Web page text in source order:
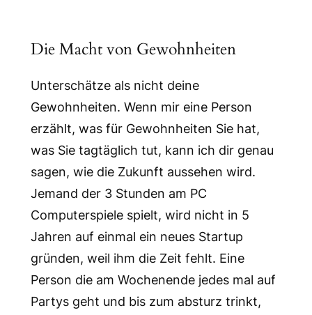
Die Macht von Gewohnheiten
Unterschätze als nicht deine
Gewohnheiten. Wenn mir eine Person
erzählt, was für Gewohnheiten Sie hat,
was Sie tagtäglich tut, kann ich dir genau
sagen, wie die Zukunft aussehen wird.
Jemand der 3 Stunden am PC
Computerspiele spielt, wird nicht in 5
Jahren auf einmal ein neues Startup
gründen, weil ihm die Zeit fehlt. Eine
Person die am Wochenende jedes mal auf
Partys geht und bis zum absturz trinkt,